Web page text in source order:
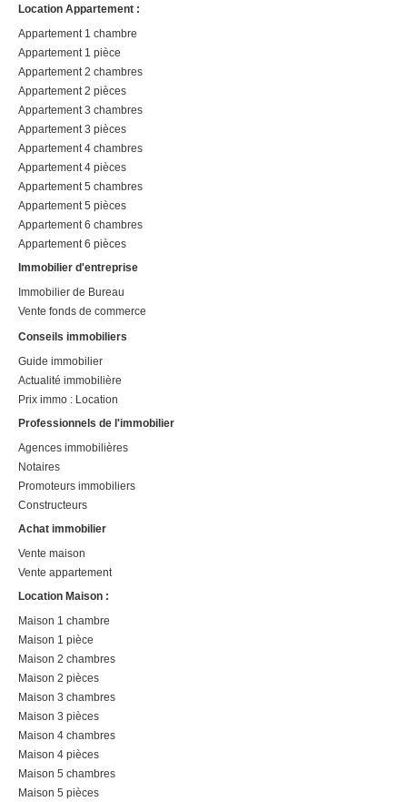
Location Appartement :
Appartement 1 chambre
Appartement 1 pièce
Appartement 2 chambres
Appartement 2 pièces
Appartement 3 chambres
Appartement 3 pièces
Appartement 4 chambres
Appartement 4 pièces
Appartement 5 chambres
Appartement 5 pièces
Appartement 6 chambres
Appartement 6 pièces
Immobilier d'entreprise
Immobilier de Bureau
Vente fonds de commerce
Conseils immobiliers
Guide immobilier
Actualité immobilière
Prix immo : Location
Professionnels de l'immobilier
Agences immobilières
Notaires
Promoteurs immobiliers
Constructeurs
Achat immobilier
Vente maison
Vente appartement
Location Maison :
Maison 1 chambre
Maison 1 pièce
Maison 2 chambres
Maison 2 pièces
Maison 3 chambres
Maison 3 pièces
Maison 4 chambres
Maison 4 pièces
Maison 5 chambres
Maison 5 pièces